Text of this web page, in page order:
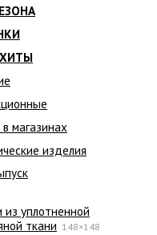
в магазинах
изделия
из уплотненной
ткани 148×148